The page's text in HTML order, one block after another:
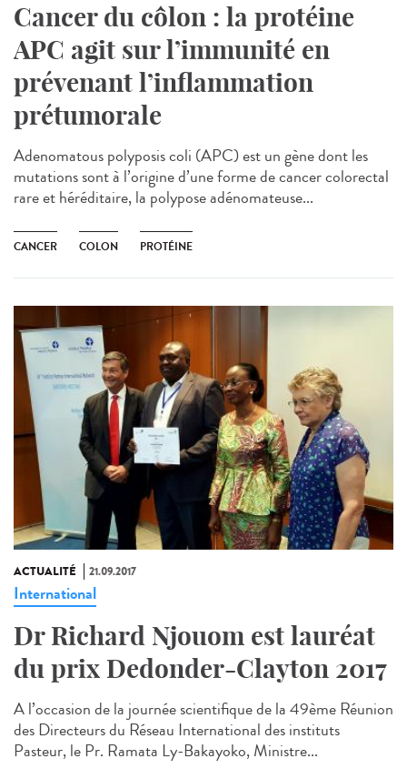
Cancer du côlon : la protéine
APC agit sur l’immunité en
prévenant l’inflammation
prétumorale
Adenomatous polyposis coli (APC) est un gène dont les
mutations sont à l’origine d’une forme de cancer colorectal
rare et héréditaire, la polypose adénomateuse...
CANCER COLON PROTÉINE
ACTUALITÉ 21.09.2017
International
Dr Richard Njouom est lauréat
du prix Dedonder-Clayton 2017
A l’occasion de la journée scientifique de la 49ème Réunion
des Directeurs du Réseau International des instituts
Pasteur, le Pr. Ramata Ly-Bakayoko, Ministre...